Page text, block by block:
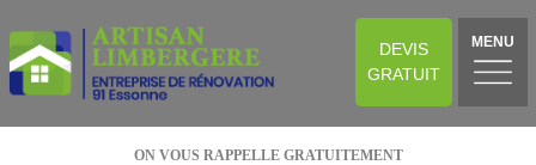
DEVIS
GRATUIT
MENU
ON VOUS RAPPELLE GRATUITEMENT